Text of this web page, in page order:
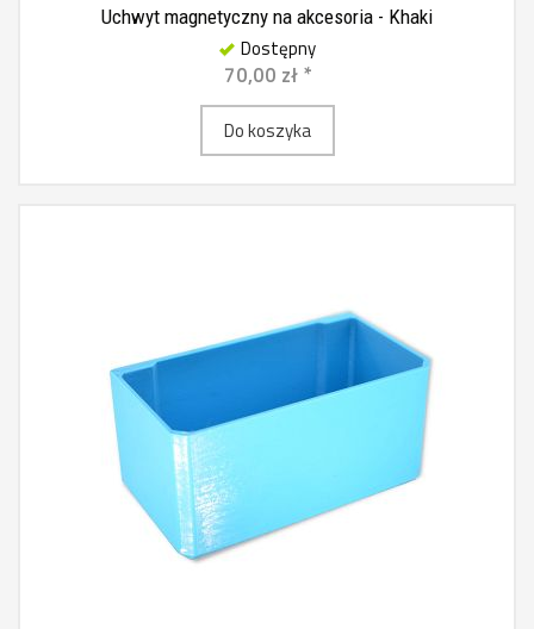
Uchwyt magnetyczny na akcesoria - Khaki
Dostępny
70,00 zł *
Do koszyka